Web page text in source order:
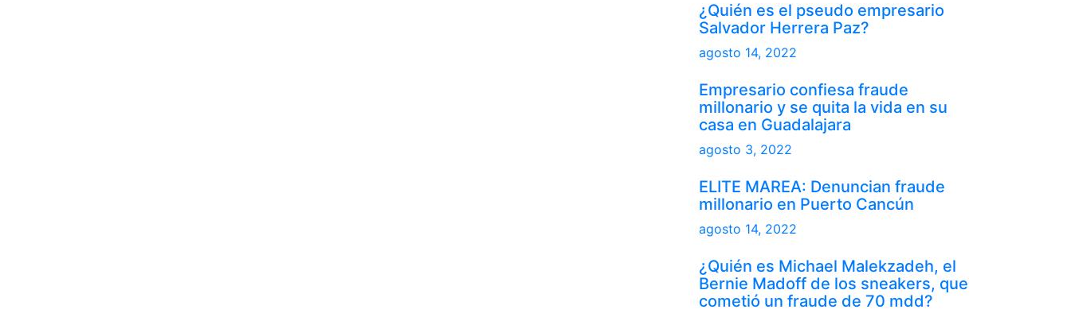
¿Quién es el pseudo empresario
Salvador Herrera Paz?
agosto 14, 2022
Empresario confiesa fraude
millonario y se quita la vida en su
casa en Guadalajara
agosto 3, 2022
ELITE MAREA: Denuncian fraude
millonario en Puerto Cancún
agosto 14, 2022
¿Quién es Michael Malekzadeh, el
Bernie Madoff de los sneakers, que
cometió un fraude de 70 mdd?